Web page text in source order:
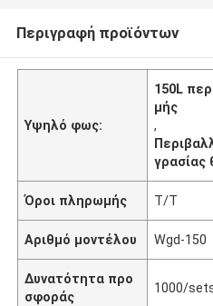
Περιγραφή προϊόντων
Υψηλό φως:
150L
μής
,
γρασίας
Όροι πληρωμής T/T
Αριθμό μοντέλου Wgd-150
Δυνατότητα προ
σφοράς
1000/